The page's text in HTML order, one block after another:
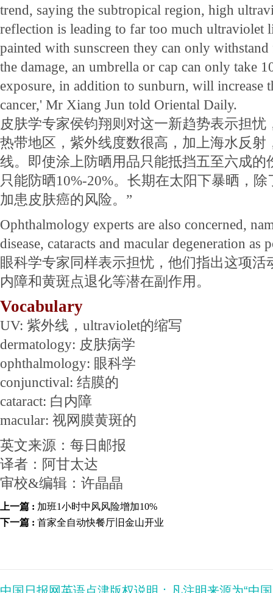
trend, saying the subtropical region, high
reflection is leading to far too much ultraviolet
painted with sunscreen they can only
the damage, an umbrella or cap can only take
exposure, in addition to sunburn, will increase
cancer,' Mr Xiang Jun told Oriental Daily.
皮肤学专家侯钧翔则对这一新趋势表示担忧
热带地区，紫外线度数很高，加上海水反射
线。即使涂上防晒用品只能抵挡五至六成的
只能防晒10%-20%。长期在太阳下暴晒，
加患皮肤癌的风险。”
Ophthalmology experts are also concerned,
disease, cataracts and macular degeneration as
眼科学专家同样表示担忧，他们指出这项活
内障和黄斑点退化等潜在副作用。
Vocabulary
UV: 紫外线，ultraviolet的缩写
dermatology: 皮肤病学
ophthalmology: 眼科学
conjunctival: 结膜的
cataract: 白内障
macular: 视网膜黄斑的
英文来源：每日邮报
译者：阿甘太达
审校&编辑：许晶晶
上一篇 : 加班1小时中风风险增加10%
下一篇 : 首家全自动快餐厅旧金山开业